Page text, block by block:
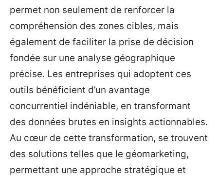
permet non seulement de renforcer la
compréhension des zones cibles, mais
également de faciliter la prise de décision
fondée sur une analyse géographique
précise. Les entreprises qui adoptent ces
outils bénéficient d’un avantage
concurrentiel indéniable, en transformant
des données brutes en insights actionnables.
Au cœur de cette transformation, se trouvent
des solutions telles que le géomarketing,
permettant une approche stratégique et